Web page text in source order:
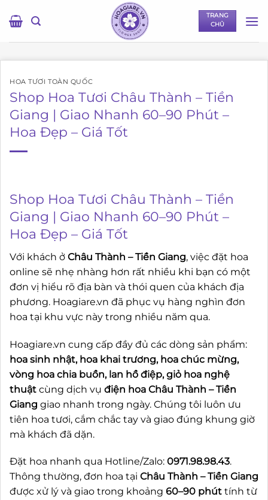
qua
TRANG
CHỦ
HOA TƯƠI TOÀN QUỐC
Shop Hoa Tươi Châu Thành – Tiền
Giang | Giao Nhanh 60–90 Phút –
Hoa Đẹp – Giá Tốt
Shop Hoa Tươi Châu Thành – Tiền
Giang | Giao Nhanh 60–90 Phút –
Hoa Đẹp – Giá Tốt
Với khách ở Châu Thành – Tiền Giang, việc đặt hoa
online sẽ nhẹ nhàng hơn rất nhiều khi bạn có một
đơn vị hiểu rõ địa bàn và thói quen của khách địa
phương. Hoagiare.vn đã phục vụ hàng nghìn đơn
hoa tại khu vực này trong nhiều năm qua.
Hoagiare.vn cung cấp đầy đủ các dòng sản phẩm:
hoa sinh nhật, hoa khai trương, hoa chúc mừng,
vòng hoa chia buồn, lan hồ điệp, giỏ hoa nghệ
thuật cùng dịch vụ điện hoa Châu Thành – Tiền
Giang giao nhanh trong ngày. Chúng tôi luôn ưu
tiên hoa tươi, cắm chắc tay và giao đúng khung giờ
mà khách đã dặn.
Đặt hoa nhanh qua Hotline/Zalo: 0971.98.98.43.
Thông thường, đơn hoa tại Châu Thành – Tiền Giang
được xử lý và giao trong khoảng 60–90 phút tính từ